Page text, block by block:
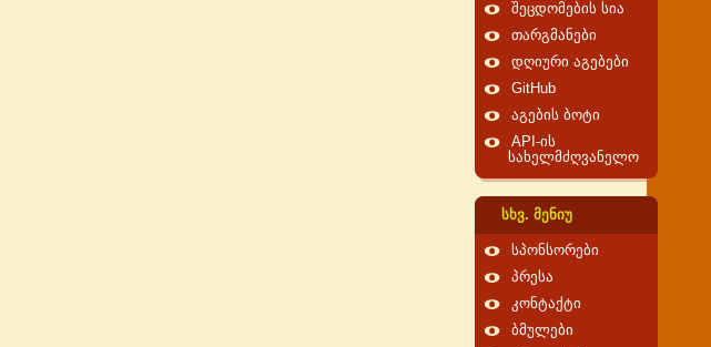
შეცდომების სია
თარგმანები
დღიური აგებები
GitHub
აგების ბოტი
API-ის
სახელმძღვანელო
სხვ. მენიუ
სპონსორები
პრესა
კონტაქტი
ბმულები